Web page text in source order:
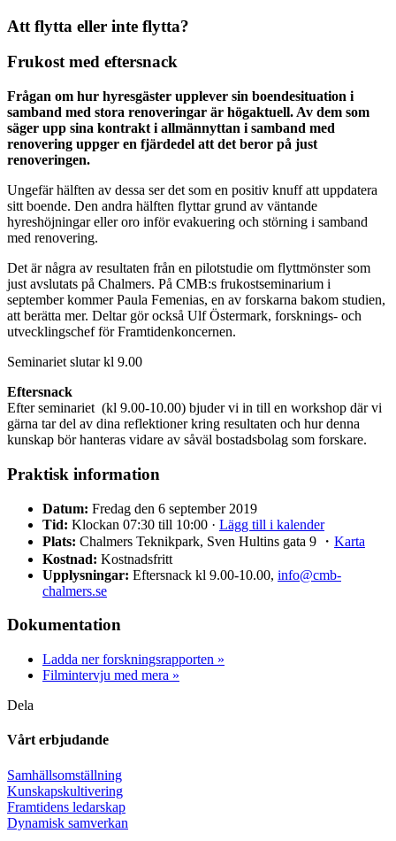
Att flytta eller inte flytta?
Frukost med eftersnack
Frågan om hur hyresgäster upplever sin boendesituation i
samband med stora renoveringar är högaktuell. Av dem som
säger upp sina kontrakt i allmännyttan i samband med
renovering uppger en fjärdedel att det beror på just
renoveringen.
Ungefär hälften av dessa ser det som en positiv knuff att uppdatera
sitt boende. Den andra hälften flyttar grund av väntande
hyreshöjningar eller oro inför evakuering och störning i samband
med renovering.
Det är några av resultaten från en pilotstudie om flyttmönster som
just avslutats på Chalmers. På CMB:s frukostseminarium i
september kommer Paula Femenias, en av forskarna bakom studien,
att berätta mer. Deltar gör också Ulf Östermark, forsknings- och
utvecklingschef för Framtidenkoncernen.
Seminariet slutar kl 9.00
Eftersnack
Efter seminariet (kl 9.00-10.00) bjuder vi in till en workshop där vi
gärna tar del av dina reflektioner kring resultaten och hur denna
kunskap bör hanteras vidare av såväl bostadsbolag som forskare.
Praktisk information
Datum: Fredag den 6 september 2019
Tid: Klockan 07:30 till 10:00 · Lägg till i kalender
Plats: Chalmers Teknikpark, Sven Hultins gata 9 ・ Karta
Kostnad: Kostnadsfritt
Upplysningar: Eftersnack kl 9.00-10.00, info@cmb-
chalmers.se
Dokumentation
Ladda ner forskningsrapporten »
Filmintervju med mera »
Dela
Vårt erbjudande
Samhällsomställning
Kunskapskultivering
Framtidens ledarskap
Dynamisk samverkan